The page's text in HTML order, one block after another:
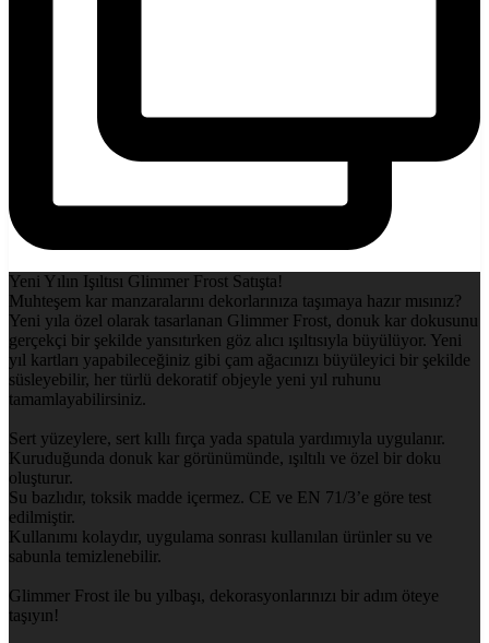
Yeni Yılın Işıltısı Glimmer Frost Satışta!
Muhteşem kar manzaralarını dekorlarınıza taşımaya hazır mısınız?
Yeni yıla özel olarak tasarlanan Glimmer Frost, donuk kar dokusunu
gerçekçi bir şekilde yansıtırken göz alıcı ışıltısıyla büyülüyor. Yeni
yıl kartları yapabileceğiniz gibi çam ağacınızı büyüleyici bir şekilde
süsleyebilir, her türlü dekoratif objeyle yeni yıl ruhunu
tamamlayabilirsiniz.
Sert yüzeylere, sert kıllı fırça yada spatula yardımıyla uygulanır.
Kuruduğunda donuk kar görünümünde, ışıltılı ve özel bir doku
oluşturur.
Su bazlıdır, toksik madde içermez. CE ve EN 71/3’e göre test
edilmiştir.
Kullanımı kolaydır, uygulama sonrası kullanılan ürünler su ve
sabunla temizlenebilir.
Glimmer Frost ile bu yılbaşı, dekorasyonlarınızı bir adım öteye
taşıyın!